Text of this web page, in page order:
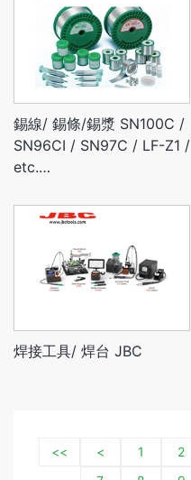
錫線/ 錫條/錫漿 SN100C /
SN96CI / SN97C / LF-Z1 /
etc.…
焊接工具/ 焊台 JBC
<< < 1 2